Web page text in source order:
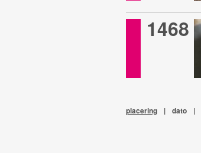
1468
placering | dato |